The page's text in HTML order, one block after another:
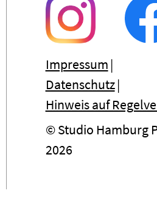
Impressum
Datenschutz
Hinweis auf
© Studio Hamburg
2026